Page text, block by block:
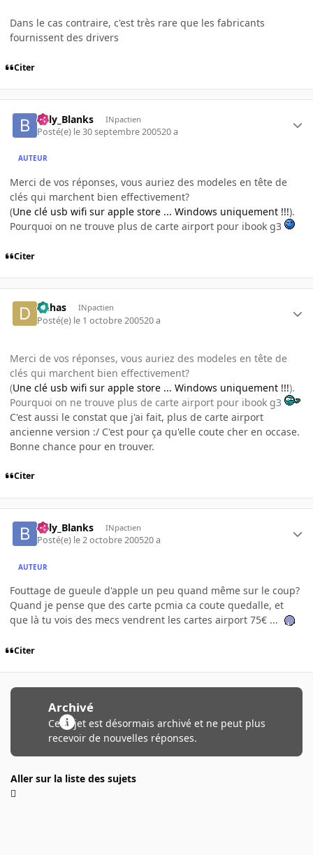
Dans le cas contraire, c'est très rare que les fabricants
fournissent des drivers
Citer
Billy_Blanks INpactien
Posté(e) le 30 septembre 200520 a
AUTEUR
Merci de vos réponses, vous auriez des modeles en tête de
clés qui marchent bien effectivement?
(Une clé usb wifi sur apple store ... Windows uniquement !!!).
Pourquoi on ne trouve plus de carte airport pour ibook g3
Citer
Dahas INpactien
Posté(e) le 1 octobre 200520 a
Merci de vos réponses, vous auriez des modeles en tête de
clés qui marchent bien effectivement?
(Une clé usb wifi sur apple store ... Windows uniquement !!!).
Pourquoi on ne trouve plus de carte airport pour ibook g3
C'est aussi le constat que j'ai fait, plus de carte airport
ancienne version :/ C'est pour ça qu'elle coute cher en occase.
Bonne chance pour en trouver.
Citer
Billy_Blanks INpactien
Posté(e) le 2 octobre 200520 a
AUTEUR
Fouttage de gueule d'apple un peu quand même sur le coup?
Quand je pense que des carte pcmia ca coute quedalle, et
que là tu vois des mecs vendrent les cartes airport 75€ ...
Citer
Archivé
Ce sujet est désormais archivé et ne peut plus
recevoir de nouvelles réponses.
Aller sur la liste des sujets